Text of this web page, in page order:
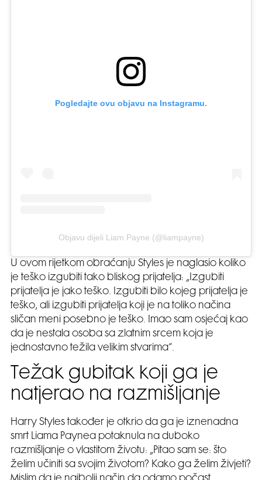
Pogledajte ovu objavu na Instagramu.
Objavu dijeli Liam Payne (@liampayne)
U ovom rijetkom obraćanju Styles je naglasio koliko
je teško izgubiti tako bliskog prijatelja: „Izgubiti
prijatelja je jako teško. Izgubiti bilo kojeg prijatelja je
teško, ali izgubiti prijatelja koji je na toliko načina
sličan meni posebno je teško. Imao sam osjećaj kao
da je nestala osoba sa zlatnim srcem koja je
jednostavno težila velikim stvarima“.
Težak gubitak koji ga je
natjerao na razmišljanje
Harry Styles također je otkrio da ga je iznenadna
smrt Liama Paynea potaknula na duboko
razmišljanje o vlastitom životu: „Pitao sam se: što
želim učiniti sa svojim životom? Kako ga želim živjeti?